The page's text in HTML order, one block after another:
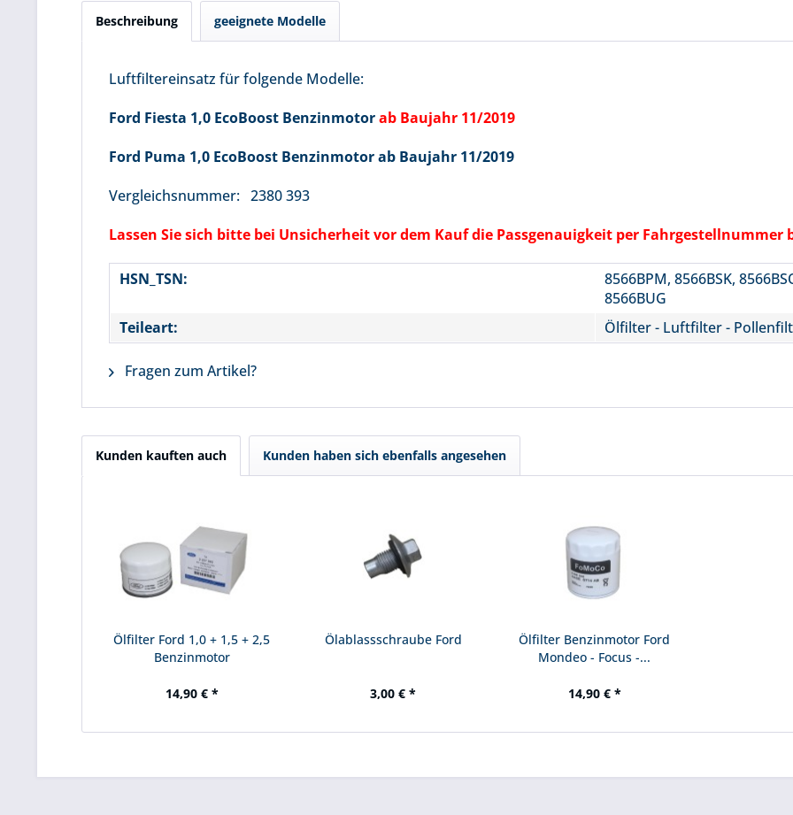
Beschreibung geeignete Modelle
Luftfiltereinsatz für folgende Modelle:
Ford Fiesta 1,0 EcoBoost Benzinmotorab Baujahr 11/2019
Ford Puma 1,0 EcoBoost Benzinmotor ab Baujahr 11/2019
Vergleichsnummer: 2380 393
Lassen Sie sich bitte bei Unsicherheit vor dem Kauf die Passgenauigkeit per Fahrgestellnummer
HSN_TSN:
8566BPM, 8566BSK,
8566BUG
Teileart:
Ölfilter - Luftfilter -
Fragen zum Artikel?
Kunden kauften auch Kunden haben sich ebenfalls angesehen
Ölfilter Ford 1,0 + 1,5 + 2,5
Benzinmotor
14,90 € *
Ölablassschraube Ford
3,00 € *
Ölfilter Benzinmotor Ford
Mondeo - Focus -...
14,90 € *